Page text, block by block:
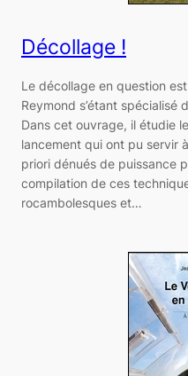
Décollage !
Le décollage en question
Reymond s’étant spécialisé
Dans cet ouvrage, il étudie
lancement qui ont pu servir
priori dénués de puissance
compilation de ces
rocambolesques et…